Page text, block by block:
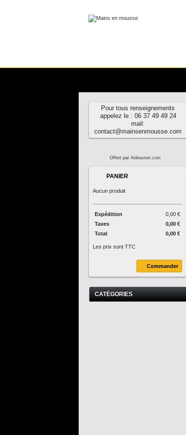
Pour tous renseignements
appelez le : 06 37 49 49 24
mail:
contact@mainsenmousse.com
Offert par Aideaunet.com
PANIER
Aucun produit
Expédition
0,00 €
Taxes
0,00 €
Total
0,00 €
Les prix sont TTC
Commander
CATÉGORIES